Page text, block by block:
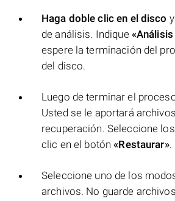
Haga doble clic en el disco
de análisis. Indique
espere la terminación del
del disco.
Luego de terminar el
Usted se le aportará
recuperación. Seleccione
clic en el botón«Restaurar».
Seleccione uno de los
archivos. No guarde